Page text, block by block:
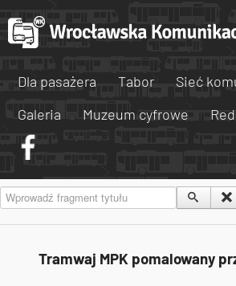
Dla pasażera Tabor
Sieć
Galeria
Muzeum cyfrowe
Wprowadź fragment tytułu
Tramwaj MPK pomalowany